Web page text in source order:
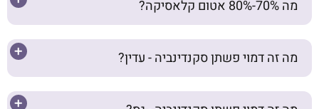
מה 70%-80% אטום קלאסיקה?
מה זה דמוי פשתן סקנדינביה - עדין?